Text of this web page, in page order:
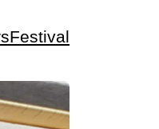
Festival